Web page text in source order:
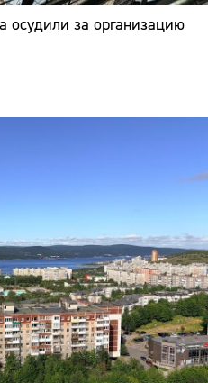
осудили за организацию